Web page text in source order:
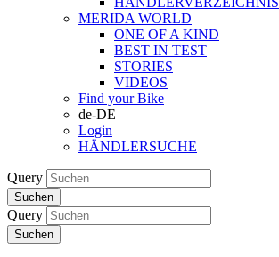
MERIDA WORLD
ONE OF A KIND
BEST IN TEST
STORIES
VIDEOS
Find your Bike
de-DE
Login
HÄNDLERSUCHE
Query
Suchen
Query
Suchen